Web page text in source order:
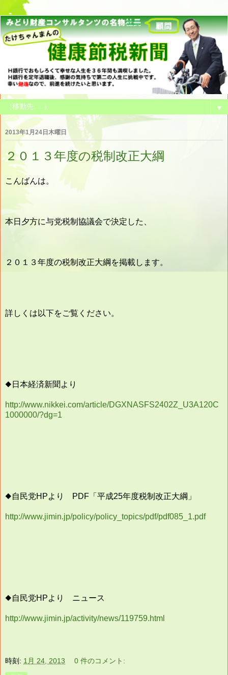
▼
2013年1月24日木曜日
２０１３年度の税制改正大綱
こんばんは。
本日夕方に与党税制協議会で決定した、
２０１３年度の税制改正大綱を掲載します。
詳しくは以下をご覧ください。
◆日本経済新聞より
http://www.nikkei.com/article/DGXNASFS2402Z_U3A120C
1000000/?dg=1
◆自民党HPより PDF「平成25年度税制改正大綱」
http://www.jimin.jp/policy/policy_topics/pdf/pdf085_1.pdf
◆自民党HPより ニュース
http://www.jimin.jp/activity/news/119759.html
時刻: 1月 24, 2013 0 件のコメント: